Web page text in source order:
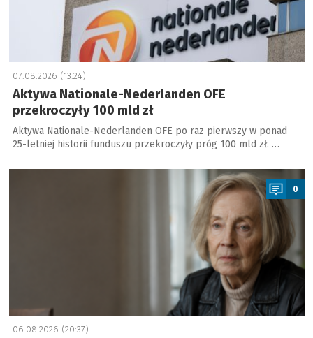
07.08.2026 (13:24)
Aktywa Nationale-Nederlanden OFE
przekroczyły 100 mld zł
Aktywa Nationale-Nederlanden OFE po raz pierwszy w ponad
25-letniej historii funduszu przekroczyły próg 100 mld zł. …
a
0
06.08.2026 (20:37)